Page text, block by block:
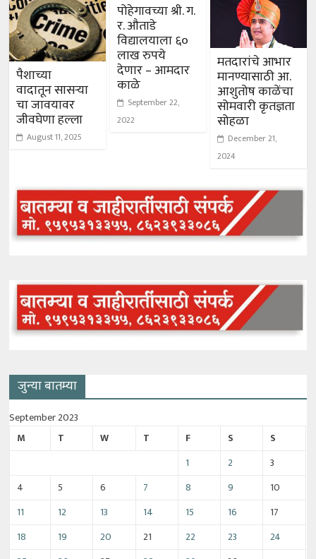
पैशाच्या
वादातून सासऱ्या
चा जावयावर
जीवघेणा हल्ला
August 11, 2025
पोहेगावच्या श्री. ग.
र. औताडे
विद्यालयाला ६०
लाख रुपये
देणार – आमदार
काळे
September 22,
2022
मतदारांचे आभार
मानण्यासाठी आ.
आशुतोष काळेंचा
सोमवारी कृतज्ञता
सोहळा
December 21,
2024
जुन्या बातम्या
September 2023
M
T W T F S
S
1
2
3
4
5 6 7 8 9
10
11
12 13 14 15 16
17
18
19 20 21 22 23
24